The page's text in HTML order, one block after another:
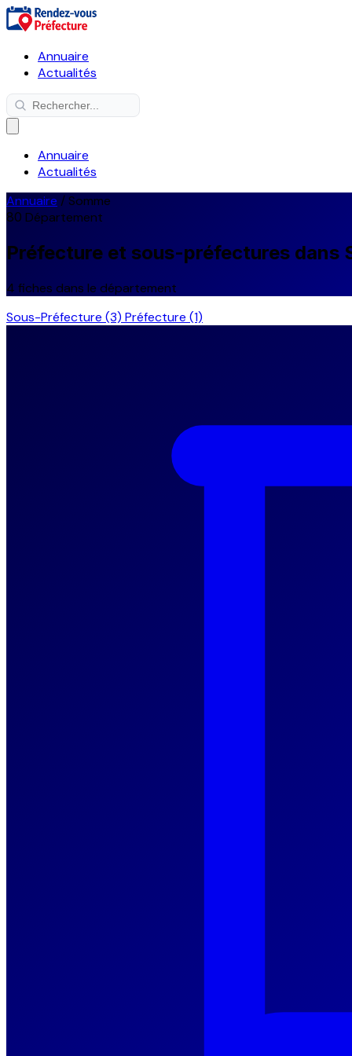
Annuaire
Actualités
Annuaire
Actualités
Annuaire / Somme
80 Département
Préfecture et sous-préfectures dans
4 fiches dans le département
Sous-Préfecture (3) Préfecture (1)